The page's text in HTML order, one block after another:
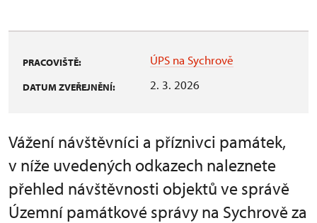
PRACOVIŠTĚ: ÚPS na Sychrově
DATUM ZVEŘEJNĚNÍ: 2. 3. 2026
Vážení návštěvníci a příznivci památek,
v níže uvedených odkazech naleznete
přehled návštěvnosti objektů ve správě
Územní památkové správy na Sychrově za